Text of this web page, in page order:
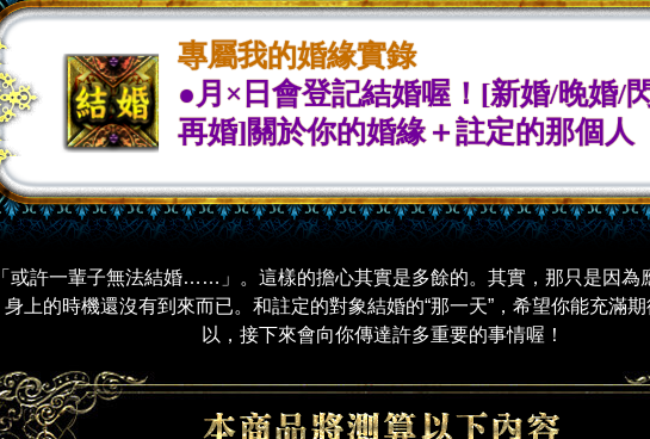
專屬我的婚緣實錄
●月×日會登記結婚喔！[新婚/晚婚/
再婚]關於你的婚緣＋註定的那個人
「或許一輩子無法結婚……」。這樣的擔心其實是多餘的。其實，那只是因為
身上的時機還沒有到來而已。和註定的對象結婚的“那一天”，希望你能充滿
以，接下來會向你傳達許多重要的事情喔！